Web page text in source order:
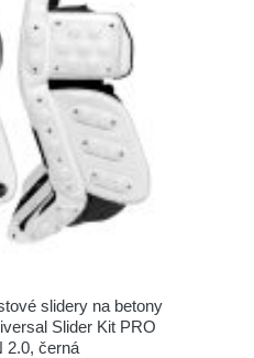
slidery na betony
Slider Kit PRO
2.0, černá